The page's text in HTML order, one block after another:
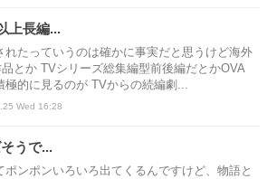
上長編...
れたっていうのは確かに事実だと思うけど海外
とか TVシリーズ総集編型前後編だとかOVA
的に見るのが TVからの続編劇...
Wed 16:28
うで...
ポンポンいろいろ出てくるんですけど、物語と